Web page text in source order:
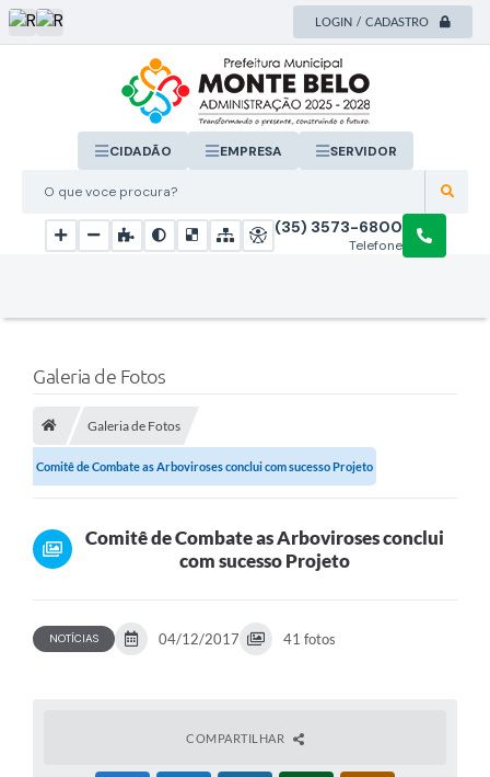
LOGIN / CADASTRO
O que voce procura?
CIDADÃO EMPRESA SERVIDOR
Telefone
(35) 3573-6800
Galeria de Fotos
Galeria de Fotos
Comitê de Combate as Arboviroses conclui com sucesso Projeto
Comitê de Combate as Arboviroses conclui
com sucesso Projeto
NOTÍCIAS 04/12/2017 41 fotos
COMPARTILHAR